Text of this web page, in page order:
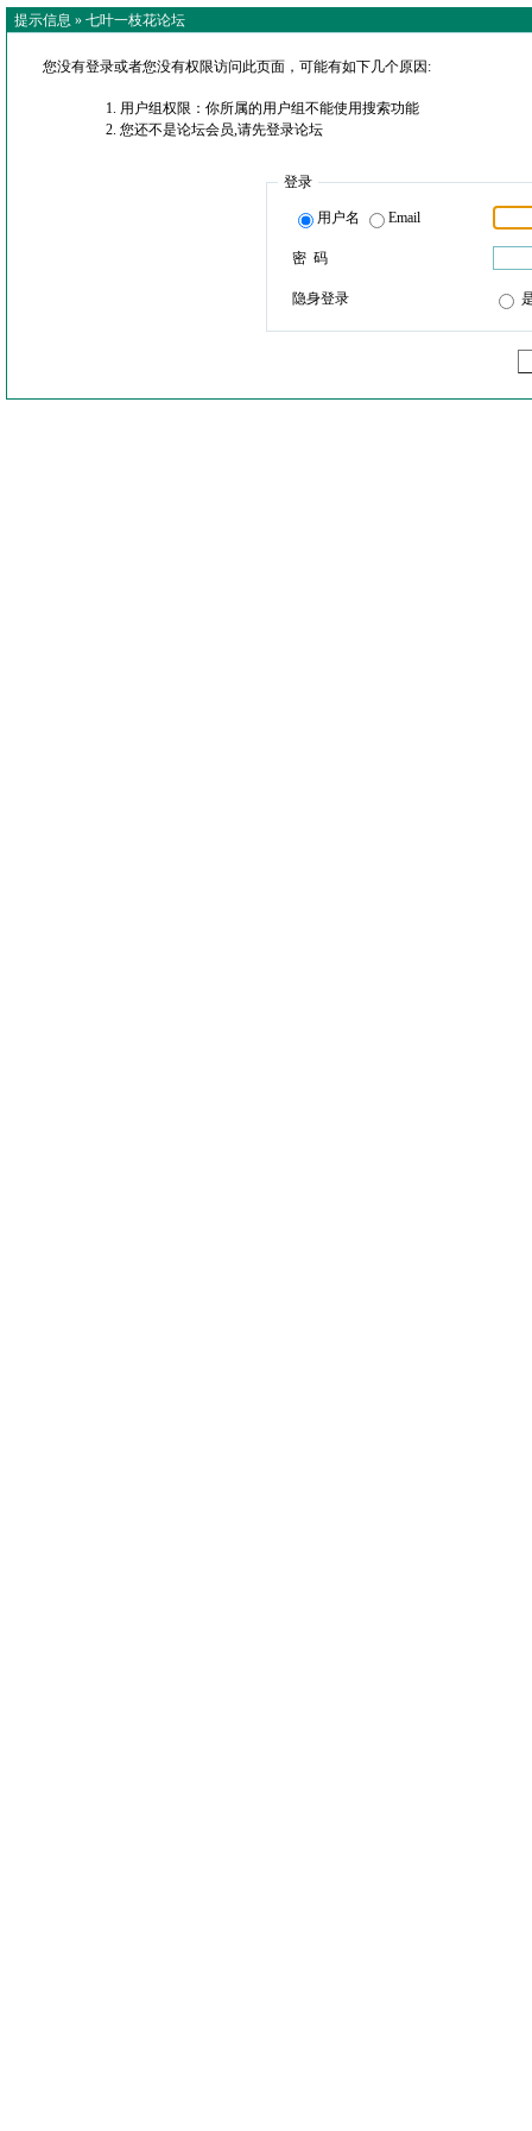
提示信息 » 七叶一枝花论坛
您没有登录或者您没有权限访问此页面，可能有如下几个原因:
用户组权限：你所属的用户组不能使用搜索功能
您还不是论坛会员,请先登录论坛
登录
用户名 Email
密 码
隐身登录